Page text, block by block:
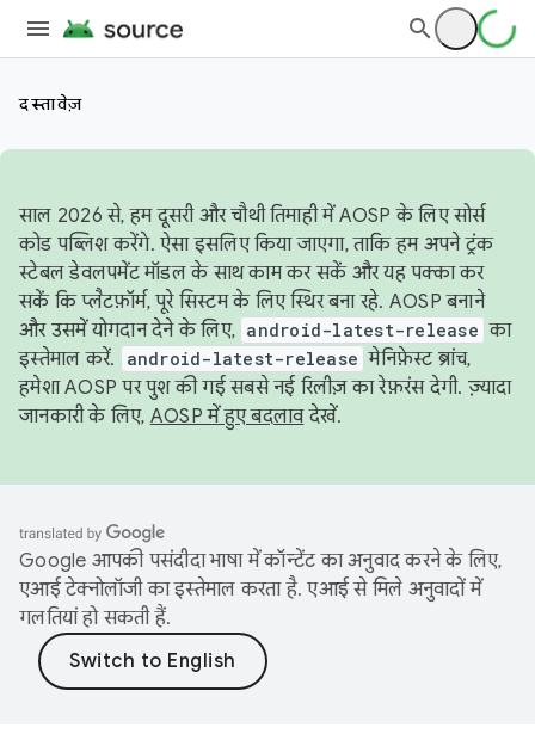
दस्तावेज़
साल 2026 से, हम दूसरी और चौथी तिमाही में AOSP के लिए सोर्स
कोड पब्लिश करेंगे. ऐसा इसलिए किया जाएगा, ताकि हम अपने ट्रंक
स्टेबल डेवलपमेंट मॉडल के साथ काम कर सकें और यह पक्का कर
सकें कि प्लैटफ़ॉर्म, पूरे सिस्टम के लिए स्थिर बना रहे. AOSP बनाने
और उसमें योगदान देने के लिए, android-latest-release का
इस्तेमाल करें.
android-latest-release मेनिफ़ेस्ट ब्रांच,
हमेशा AOSP पर पुश की गई सबसे नई रिलीज़ का रेफ़रंस देगी. ज़्यादा
जानकारी के लिए, AOSP में हुए बदलावदेखें.
Google आपकी पसंदीदा भाषा में कॉन्टेंट का अनुवाद करने के लिए,
एआई टेक्नोलॉजी का इस्तेमाल करता है. एआई से मिले अनुवादों में
गलतियां हो सकती हैं.